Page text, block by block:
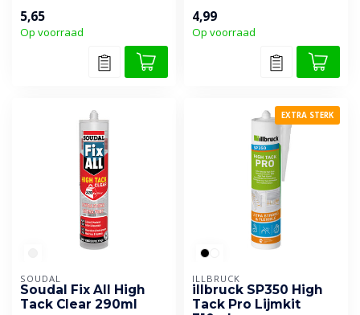
5,65
Op voorraad
FS125 Fa...
4,99
Op voorraad
SOUDAL
Soudal Fix All High
Tack Clear 290ml
EXTRA STERK
ILLBRUCK
illbruck SP350 High
Tack Pro Lijmkit